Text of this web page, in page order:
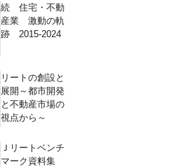
続 住宅・不動
産業 激動の軌
跡 2015-2024
リートの創設と
展開～都市開発
と不動産市場の
視点から～
Ｊリートベンチ
マーク資料集